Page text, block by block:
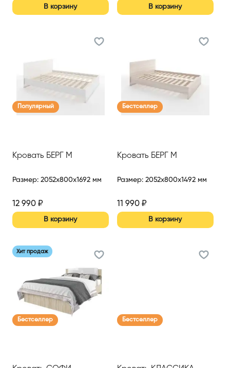
В корзину В корзину
Популярный
Кровать БЕРГ М
Размер: 2052x800x1692 мм
12 990 ₽
В корзину
Бестселлер
Кровать БЕРГ М
Размер: 2052x800x1492 мм
11 990₽
В корзину
Хит продаж
Бестселлер Бестселлер